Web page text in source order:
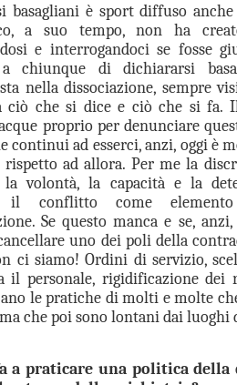
basagliani è sport diffuso
a suo tempo, non ha
e interrogandoci se fosse
chiunque di dichiararsi
nella dissociazione, sempre
ciò che si dice e ciò che si fa.
proprio per denunciare
continui ad esserci, anzi, oggi è
rispetto ad allora. Per me la
la volontà, la capacità e la
il conflitto come
Se questo manca e se,
uno dei poli della
ci siamo! Ordini di servizio,
il personale, rigidificazione dei
le pratiche di molti e molte
che poi sono lontani dai luoghi
a praticare una politica della